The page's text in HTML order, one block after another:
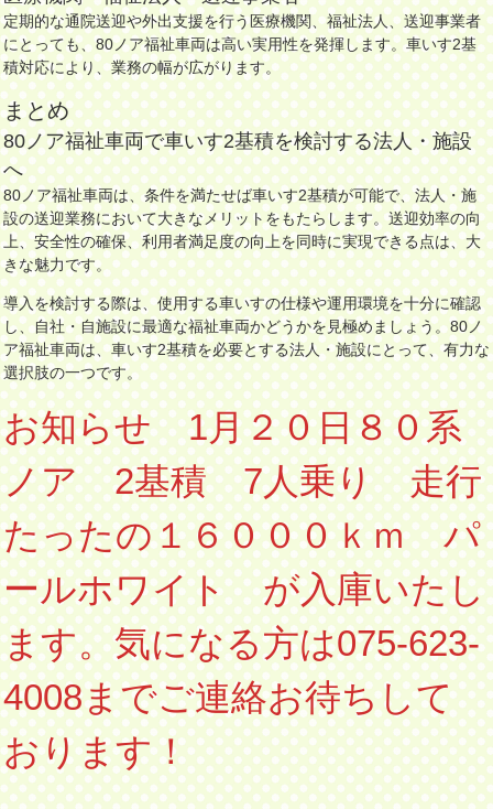
定期的な通院送迎や外出支援を行う医療機関、福祉法人、送迎事業者
にとっても、80ノア福祉車両は高い実用性を発揮します。車いす2基
積対応により、業務の幅が広がります。
まとめ
80ノア福祉車両で車いす2基積を検討する法人・施設
へ
80ノア福祉車両は、条件を満たせば車いす2基積が可能で、法人・施
設の送迎業務において大きなメリットをもたらします。送迎効率の向
上、安全性の確保、利用者満足度の向上を同時に実現できる点は、大
きな魅力です。
導入を検討する際は、使用する車いすの仕様や運用環境を十分に確認
し、自社・自施設に最適な福祉車両かどうかを見極めましょう。80ノ
ア福祉車両は、車いす2基積を必要とする法人・施設にとって、有力な
選択肢の一つです。
お知らせ 1月２０日８０系
ノア 2基積 7人乗り 走行
たったの１６０００ｋｍ パ
ールホワイト が入庫いたし
ます。気になる方は075-623-
4008までご連絡お待ちして
おります！